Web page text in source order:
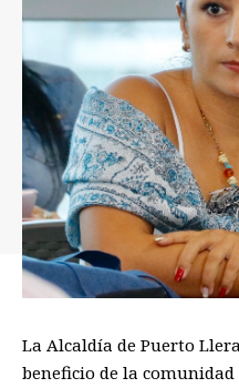
La Alcaldía de Puerto
beneficio de la